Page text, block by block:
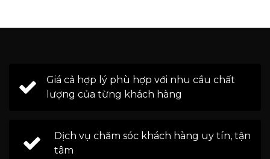
Giá cả hợp lý phù hợp với nhu cầu chất
lượng của từng khách hàng
Dịch vụ chăm sóc khách hàng uy tín, tận
tâm